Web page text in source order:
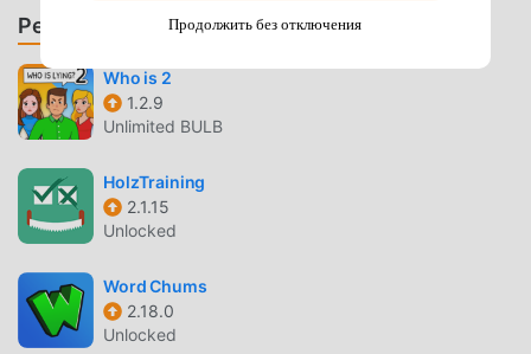
explore the world on their own.Now BabyBus offers a wide
variety of products, videos and other educational content
for over 600 million fans from ages 0-8 around the world!
We have released over 200 children's apps, over 2500
episodes of nursery rhymes and animations, over 9000
Society, Science, Art and other fields.—————Contact
us: ser@babybus.comVisit us: http://www.babybus.com
宝宝机场 ВВЕДЕНИЕ
宝宝机场 В последнее время очень популярная игра
educational завоевала множество поклонников по всему
Рекомендовать игры и приложения
Who is 2
1.2.9
Unlimited BULB
HolzTraining
2.1.15
Unlocked
Word Chums
2.18.0
Unlocked
Продолжить без отключения